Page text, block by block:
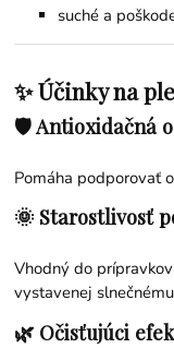
suché a
✨ Účinky na
🛡 Antioxidačná
Pomáha podporovať
🌞 Starostlivosť
Vhodný do
vystavenej
🌿 Očisťujúci